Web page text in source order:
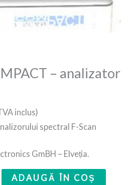
– analizator
inclus)
spectral F-Scan
GmBH – Elveția.
ADAUGĂ ÎN COȘ